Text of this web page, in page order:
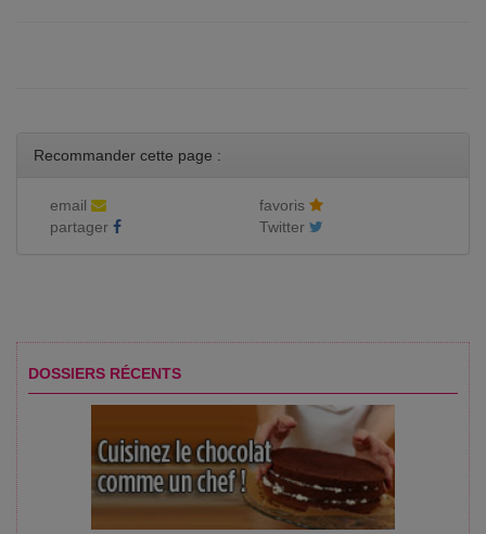
Recommander cette page :
email
favoris
partager
Twitter
DOSSIERS RÉCENTS